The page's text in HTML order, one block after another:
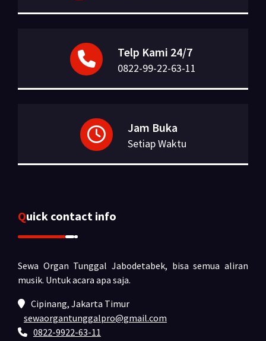
Telp Kami 24/7
0822-99-22-63-11
Jam Buka
Setiap Waktu
Quick contact info
Sewa Organ Tunggal Jabodetabek, bisa semua aliran
musik. Untuk acara apa saja.
Cipinang, Jakarta Timur
sewaorgantunggalpro@gmail.com
0822-9922-63-11